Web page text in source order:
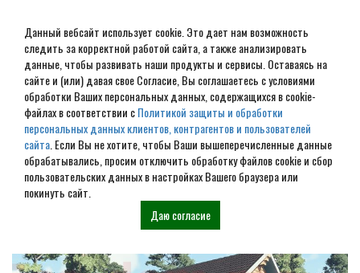
Данный вебсайт использует cookie. Это дает нам возможность
следить за корректной работой сайта, а также анализировать
данные, чтобы развивать наши продукты и сервисы. Оставаясь на
сайте и (или) давая свое Согласие, Вы соглашаетесь с условиями
обработки Ваших персональных данных, содержащихся в cookie-
файлах в соответствии сПолитикой защиты и обработки
персональных данных клиентов, контрагентов и пользователей
сайта . Если Вы не хотите, чтобы Ваши вышеперечисленные данные
обрабатывались, просим отключить обработку файлов cookie и сбор
пользовательских данных в настройках Вашего браузера или
покинуть сайт.
Даю согласие
Строительство домов под
усадку в Ветлуге
Наши проекты